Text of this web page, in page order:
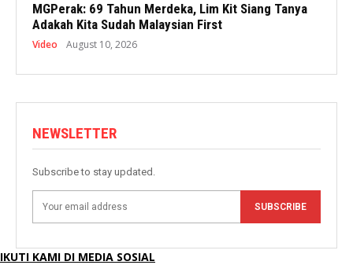
MGPerak: 69 Tahun Merdeka, Lim Kit Siang Tanya
Adakah Kita Sudah Malaysian First
Video August 10, 2026
NEWSLETTER
Subscribe to stay updated.
SUBSCRIBE
IKUTI KAMI DI MEDIA SOSIAL